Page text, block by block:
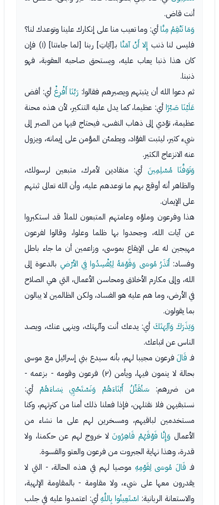
أنت قاض.
وَمَا تَنْقِمُ مِنَّاأي: وما تعيب منا على إنكارك علينا وتوعدك لنا؟
فليس لنا ذنب إِلا أَنْ آمَنَّا
بـ[آيَاتِ] ربنا [لما جاءتنا] (١) فإن
كان هذا ذنبا يعاب عليه، ويستحق صاحبه العقوبة، فهو
ذنبنا.
ثم دعوا الله أن يثبتهم ويصبرهم فقالوا: رَبَّنَا أَفْرِغْ أي: أفض
عَلَيْنَا صَبْرًا أي: عظيما، كما يدل عليه التنكير، لأن هذه محنة
عظيمة، تؤدي إلى ذهاب النفس، فيحتاج فيها من الصبر إلى
شيء كثير، ليثبت الفؤاد، ويطمئن المؤمن على إيمانه، ويزول
عنه الانزعاج الكثير.
وَتَوَفَّنَا مُسْلِمِينَ أي: منقادين لأمرك، متبعين لرسولك،
والظاهر أنه أوقع بهم ما توعدهم عليه، وأن الله تعالى ثبتهم
على الإيمان.
هذا وفرعون وملؤه وعامتهم المتبعون للملأ قد استكبروا
عن آيات الله، وجحدوا بها ظلما وعلوا، وقالوا لفرعون
مهيجين له على الإيقاع بموسى، وزاعمين أن ما جاء باطل
وفساد:أَتَذَرُ مُوسَى وَقَوْمَهُ لِيُفْسِدُوا فِي الأرْضِ بالدعوة إلى
الله، وإلى مكارم الأخلاق ومحاسن الأعمال، التي هي الصلاح
في الأرض، وما هم عليه هو الفساد، ولكن الظالمين لا يبالون
بما يقولون.
وَيَذَرَكَ وَآلِهَتَكَ أي: يدعك أنت وآلهتك، وينهى عنك، ويصد
الناس عن اتباعك.
فـ قَالَفرعون مجيبا لهم، بأنه سيدع بني إسرائيل مع موسى
بحالة لا ينمون فيها، ويأمن (٢) فرعون وقومه - بزعمه -
من ضررهم: سَنُقَتِّلُ أَبْنَاءَهُمْ وَنَسْتَحْيِي نِسَاءَهُمْ أي:
نستبقيهن فلا نقتلهن، فإذا فعلنا ذلك أمنا من كثرتهم، وكنا
مستخدمين لباقيهم، ومسخرين لهم على ما نشاء من
الأعمال وَإِنَّا فَوْقَهُمْ قَاهِرُونَلا خروج لهم عن حكمنا، ولا
قدرة، وهذا نهاية الجبروت من فرعون والعتو والقسوة.
فـ قَالَ مُوسَى لِقَوْمِهِ موصيا لهم في هذه الحالة، - التي لا
يقدرون معها على شيء، ولا مقاومة - بالمقاومة الإلهية،
والاستعانة الربانية: اسْتَعِينُوا بِاللَّهِأي: اعتمدوا عليه في جلب